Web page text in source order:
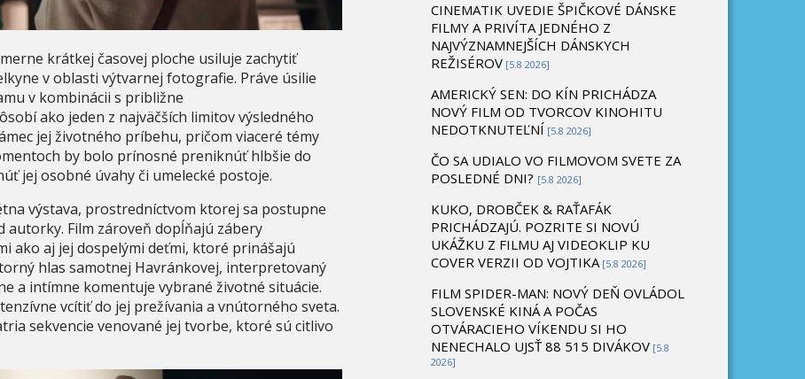
krátkej časovej ploche usiluje zachytiť
v oblasti výtvarnej fotografie. Práve úsilie
v kombinácii s približne
ako jeden z najväčších limitov výsledného
jej životného príbehu, pričom viaceré témy
by bolo prínosné preniknúť hlbšie do
jej osobné úvahy či umelecké postoje.
výstava, prostredníctvom ktorej sa postupne
Film zároveň dopĺňajú zábery
ako aj jej dospelými deťmi, ktoré prinášajú
hlas samotnej Havránkovej, interpretovaný
a intímne komentuje vybrané životné situácie.
vcítiť do jej prežívania a vnútorného sveta.
sekvencie venované jej tvorbe, ktoré sú citlivo
CINEMATIK UVEDIE ŠPIČKOVÉ DÁNSKE
FILMY A PRIVÍTA JEDNÉHO Z
NAJVÝZNAMNEJŠÍCH DÁNSKYCH
REŽISÉROV [5.8 2026]
AMERICKÝ SEN: DO KÍN PRICHÁDZA
NOVÝ FILM OD TVORCOV KINOHITU
NEDOTKNUTEĽNÍ [5.8 2026]
ČO SA UDIALO VO FILMOVOM SVETE ZA
POSLEDNÉ DNI? [5.8 2026]
KUKO, DROBČEK & RAŤAFÁK
PRICHÁDZAJÚ. POZRITE SI NOVÚ
UKÁŽKU Z FILMU AJ VIDEOKLIP KU
COVER VERZII OD VOJTIKA [5.8 2026]
FILM SPIDER-MAN: NOVÝ DEŇ OVLÁDOL
SLOVENSKÉ KINÁ A POČAS
OTVÁRACIEHO VÍKENDU SI HO
NENECHALO UJSŤ 88 515 DIVÁKOV [5.8
2026]